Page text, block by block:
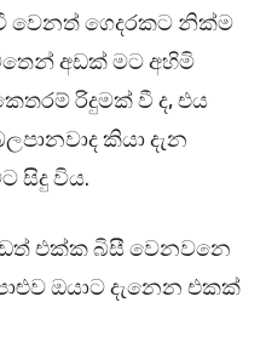
වෙනත් ගෙදරකට නික්ම
අඩක් මට අහිමි
රිදුමක් වී ද, එය
කියා දැන
සිදු විය.
එක්ක බිසී වෙනවනෙ
ඔයාට දැනෙන එකක්